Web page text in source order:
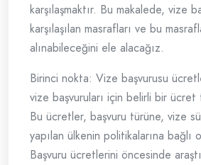
karşılaşmaktır. Bu makalede, vize
karşılaşılan masrafları ve bu
alınabileceğini ele alacağız.
Birinci nokta: Vize başvurusu
vize başvuruları için belirli bir
Bu ücretler, başvuru türüne, vize
yapılan ülkenin politikalarına bağlı
Başvuru ücretlerini öncesinde